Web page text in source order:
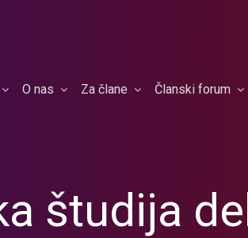
O nas Za člane Članski forum
študija